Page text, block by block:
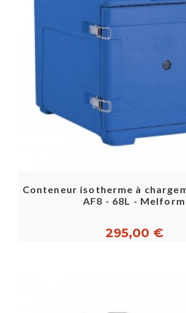
Conteneur isotherme à
AF8 - 68L - Melform
295,00 €